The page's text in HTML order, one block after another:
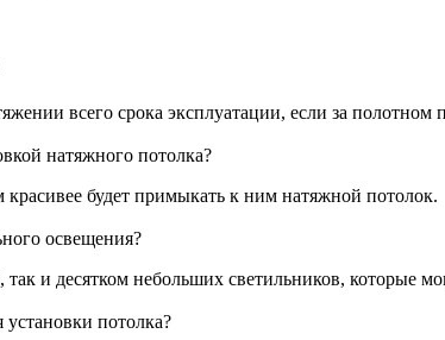
всего срока эксплуатации, если за полотном
натяжного потолка?
будет примыкать к ним натяжной потолок.
освещения?
и десятком небольших светильников, которые
потолка?